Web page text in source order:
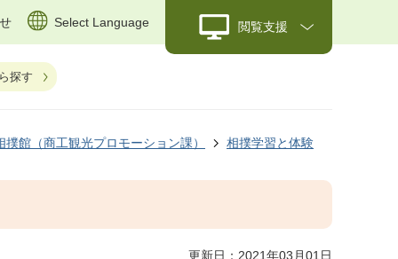
Select Language 閲覧支援
探す
撲館（商工観光プロモーション課） 相撲学習と体験
更新日：2021年03月01日